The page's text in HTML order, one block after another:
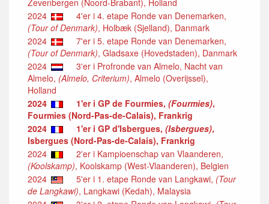
2024
4'er i 4. etape Ronde van Denemarken,
(Tour of Denmark), Holbæk (Sjelland), Danmark
2024
7'er i 5. etape Ronde van Denemarken,
(Tour of Denmark), Gladsaxe (Hovedstaden), Danmark
2024
3'er i Profronde van Almelo, Nacht van
Almelo, (Almelo, Criterium), Almelo (Overijssel),
Holland
2024
1'er i GP de Fourmies, (Fourmies),
Fourmies (Nord-Pas-de-Calais), Frankrig
2024
1'er i GP d'Isbergues, (Isbergues),
Isbergues (Nord-Pas-de-Calais), Frankrig
2024
2'er i Kampioenschap van Vlaanderen,
(Koolskamp), Koolskamp (West-Vlaanderen), Belgien
2024
5'er i 1. etape Ronde van Langkawi, (Tour
de Langkawi), Langkawi (Kedah), Malaysia